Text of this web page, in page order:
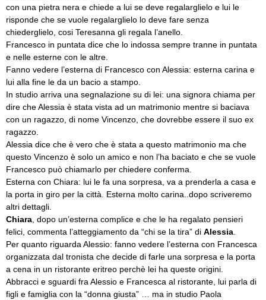
con una pietra nera e chiede a lui se deve regalarglielo e lui le
risponde che se vuole regalarglielo lo deve fare senza
chiederglielo, cosi Teresanna gli regala l’anello.
Francesco in puntata dice che lo indossa sempre tranne in puntata
e nelle esterne con le altre.
Fanno vedere l’esterna di Francesco con Alessia: esterna carina e
lui alla fine le da un bacio a stampo.
In studio arriva una segnalazione su di lei: una signora chiama per
dire che Alessia è stata vista ad un matrimonio mentre si baciava
con un ragazzo, di nome Vincenzo, che dovrebbe essere il suo ex
ragazzo.
Alessia dice che è vero che è stata a questo matrimonio ma che
questo Vincenzo è solo un amico e non l’ha baciato e che se vuole
Francesco può chiamarlo per chiedere conferma.
Esterna con Chiara: lui le fa una sorpresa, va a prenderla a casa e
la porta in giro per la città. Esterna molto carina..dopo scriveremo
altri dettagli.
Chiara , dopo un’esterna complice e che le ha regalato pensieri
felici, commenta l’atteggiamento da “chi se la tira” di Alessia
Per quanto riguarda Alessio: fanno vedere l’esterna con Francesca
organizzata dal tronista che decide di farle una sorpresa e la porta
a cena in un ristorante eritreo perchè lei ha queste origini.
Abbracci e sguardi fra Alessio e Francesca al ristorante, lui parla di
figli e famiglia con la “donna giusta” … ma in studio Paola